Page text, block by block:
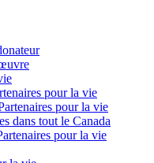
pour la vie
pour la vie
dans tout le Canada
pour la vie